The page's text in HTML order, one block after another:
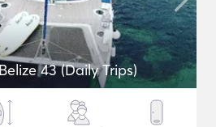
43 (Daily Trips)